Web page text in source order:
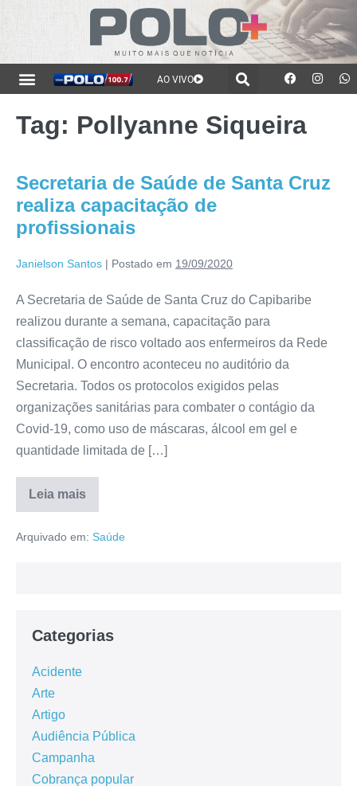
AO VIVO
Tag: Pollyanne Siqueira
Secretaria de Saúde de Santa Cruz
realiza capacitação de
profissionais
Janielson Santos | Postado em 19/09/2020
A Secretaria de Saúde de Santa Cruz do Capibaribe
realizou durante a semana, capacitação para
classificação de risco voltado aos enfermeiros da Rede
Municipal. O encontro aconteceu no auditório da
Secretaria. Todos os protocolos exigidos pelas
organizações sanitárias para combater o contágio da
Covid-19, como uso de máscaras, álcool em gel e
quantidade limitada de […]
Leia mais
Arquivado em: Saúde
Categorias
Acidente
Arte
Artigo
Audiência Pública
Campanha
Cobrança popular